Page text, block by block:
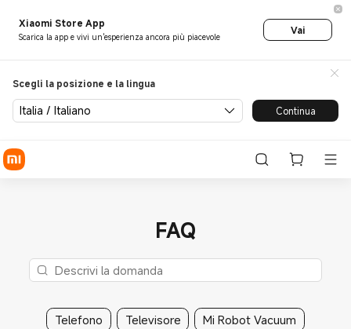
Xiaomi Store App
Scarica la app e vivi un'esperienza ancora più piacevole
Vai
Scegli la posizione e la lingua
Italia / Italiano Continua
FAQ
Telefono Televisore
Mi Robot Vacuum